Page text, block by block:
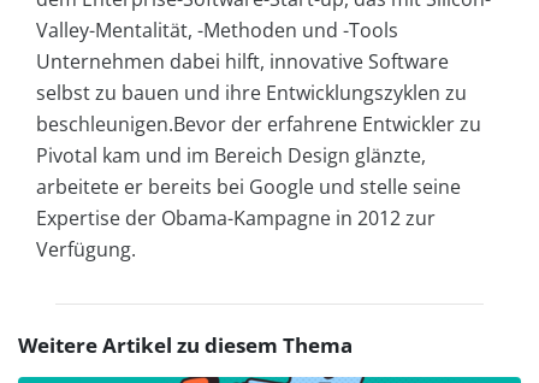
Valley-Mentalität, -Methoden und -Tools
Unternehmen dabei hilft, innovative Software
selbst zu bauen und ihre Entwicklungszyklen zu
beschleunigen.Bevor der erfahrene Entwickler zu
Pivotal kam und im Bereich Design glänzte,
arbeitete er bereits bei Google und stelle seine
Expertise der Obama-Kampagne in 2012 zur
Verfügung.
Weitere Artikel zu diesem Thema